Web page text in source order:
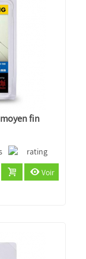
fin
Voir